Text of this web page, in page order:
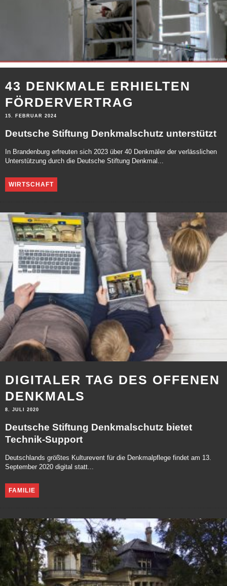
43 DENKMALE ERHIELTEN
FÖRDERVERTRAG
15. FEBRUAR 2024
Deutsche Stiftung Denkmalschutz unterstützt
In Brandenburg erfreuten sich 2023 über 40 Denkmäler der verlässlichen
Unterstützung durch die Deutsche Stiftung Denkmal...
WIRTSCHAFT
DIGITALER TAG DES OFFENEN
DENKMALS
8. JULI 2020
Deutsche Stiftung Denkmalschutz bietet
Technik-Support
Deutschlands größtes Kulturevent für die Denkmalpflege findet am 13.
September 2020 digital statt...
FAMILIE